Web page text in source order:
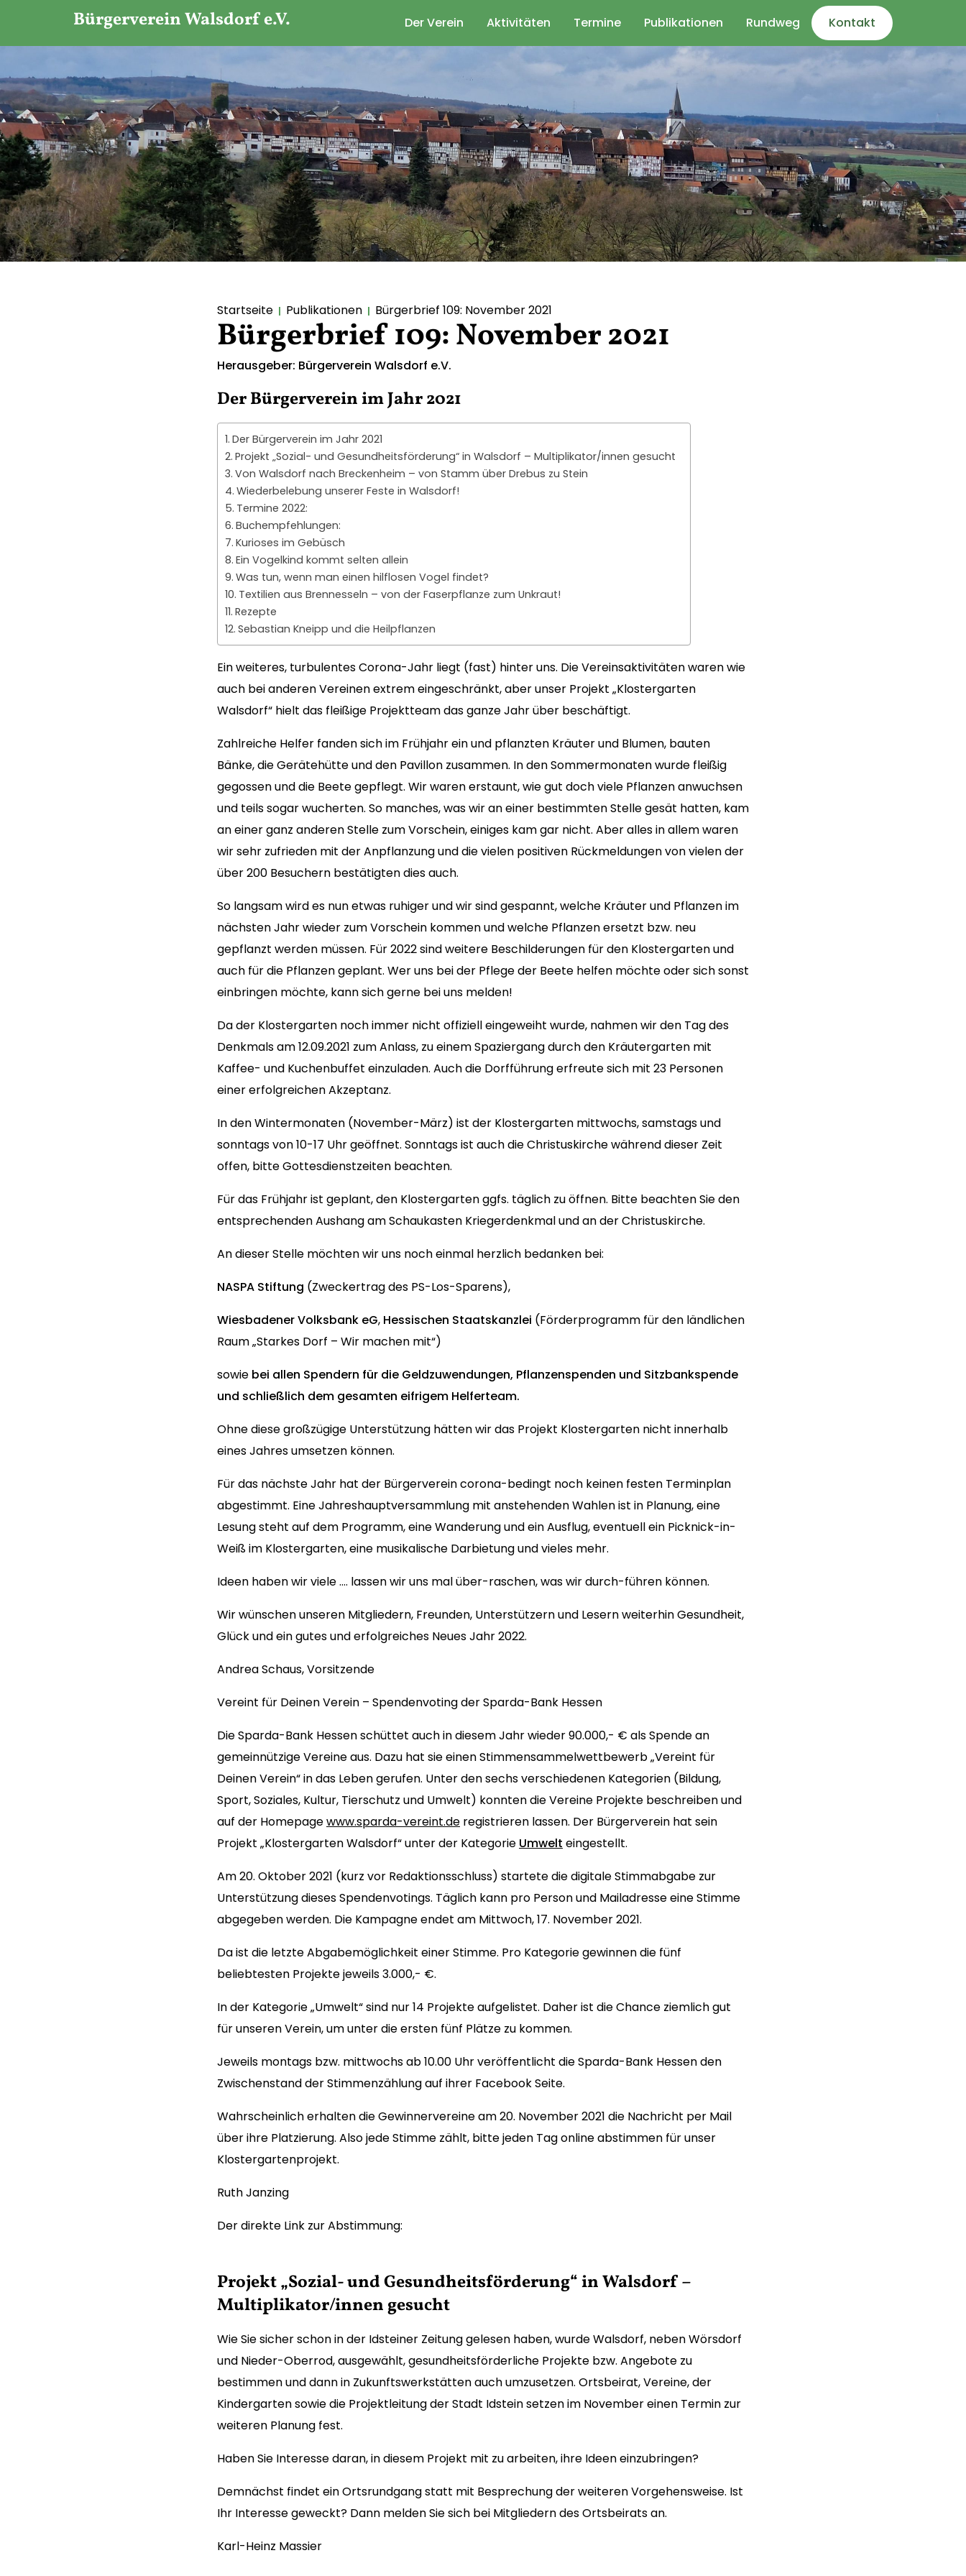
Bürgerverein Walsdorf e.V. Der Verein Aktivitäten Termine Publikationen Rundweg Kontakt
Startseite Publikationen Bürgerbrief 109: November 2021
Bürgerbrief 109: November 2021
Herausgeber: Bürgerverein Walsdorf e.V.
Der Bürgerverein im Jahr 2021
Der Bürgerverein im Jahr 2021
Projekt „Sozial- und Gesundheitsförderung“ in Walsdorf – Multiplikator/innen gesucht
Von Walsdorf nach Breckenheim – von Stamm über Drebus zu Stein
Wiederbelebung unserer Feste in Walsdorf!
Termine 2022:
Buchempfehlungen:
Kurioses im Gebüsch
Ein Vogelkind kommt selten allein
Was tun, wenn man einen hilflosen Vogel findet?
Textilien aus Brennesseln – von der Faserpflanze zum Unkraut!
Rezepte
Sebastian Kneipp und die Heilpflanzen
Ein weiteres, turbulentes Corona-Jahr liegt (fast) hinter uns. Die Vereinsaktivitäten waren wie
auch bei anderen Vereinen extrem eingeschränkt, aber unser Projekt „Klostergarten
Walsdorf“ hielt das fleißige Projektteam das ganze Jahr über beschäftigt.
Zahlreiche Helfer fanden sich im Frühjahr ein und pflanzten Kräuter und Blumen, bauten
Bänke, die Gerätehütte und den Pavillon zusammen. In den Sommermonaten wurde fleißig
gegossen und die Beete gepflegt. Wir waren erstaunt, wie gut doch viele Pflanzen anwuchsen
und teils sogar wucherten. So manches, was wir an einer bestimmten Stelle gesät hatten, kam
an einer ganz anderen Stelle zum Vorschein, einiges kam gar nicht. Aber alles in allem waren
wir sehr zufrieden mit der Anpflanzung und die vielen positiven Rückmeldungen von vielen der
über 200 Besuchern bestätigten dies auch.
So langsam wird es nun etwas ruhiger und wir sind gespannt, welche Kräuter und Pflanzen im
nächsten Jahr wieder zum Vorschein kommen und welche Pflanzen ersetzt bzw. neu
gepflanzt werden müssen. Für 2022 sind weitere Beschilderungen für den Klostergarten und
auch für die Pflanzen geplant. Wer uns bei der Pflege der Beete helfen möchte oder sich sonst
einbringen möchte, kann sich gerne bei uns melden!
Da der Klostergarten noch immer nicht offiziell eingeweiht wurde, nahmen wir den Tag des
Denkmals am 12.09.2021 zum Anlass, zu einem Spaziergang durch den Kräutergarten mit
Kaffee- und Kuchenbuffet einzuladen. Auch die Dorfführung erfreute sich mit 23 Personen
einer erfolgreichen Akzeptanz.
In den Wintermonaten (November-März) ist der Klostergarten mittwochs, samstags und
sonntags von 10-17 Uhr geöffnet. Sonntags ist auch die Christuskirche während dieser Zeit
offen, bitte Gottesdienstzeiten beachten.
Für das Frühjahr ist geplant, den Klostergarten ggfs. täglich zu öffnen. Bitte beachten Sie den
entsprechenden Aushang am Schaukasten Kriegerdenkmal und an der Christuskirche.
An dieser Stelle möchten wir uns noch einmal herzlich bedanken bei:
NASPA Stiftung (Zweckertrag des PS-Los-Sparens),
Wiesbadener Volksbank eG, Hessischen Staatskanzlei (Förderprogramm für den ländlichen
Raum „Starkes Dorf – Wir machen mit“)
sowie bei allen Spendern für die Geldzuwendungen, Pflanzenspenden und Sitzbankspende
und schließlich dem gesamten eifrigem Helferteam.
Ohne diese großzügige Unterstützung hätten wir das Projekt Klostergarten nicht innerhalb
eines Jahres umsetzen können.
Für das nächste Jahr hat der Bürgerverein corona-bedingt noch keinen festen Terminplan
abgestimmt. Eine Jahreshauptversammlung mit anstehenden Wahlen ist in Planung, eine
Lesung steht auf dem Programm, eine Wanderung und ein Ausflug, eventuell ein Picknick-in-
Weiß im Klostergarten, eine musikalische Darbietung und vieles mehr.
Ideen haben wir viele .… lassen wir uns mal über-raschen, was wir durch-führen können.
Wir wünschen unseren Mitgliedern, Freunden, Unterstützern und Lesern weiterhin Gesundheit,
Glück und ein gutes und erfolgreiches Neues Jahr 2022.
Andrea Schaus, Vorsitzende
Vereint für Deinen Verein – Spendenvoting der Sparda-Bank Hessen
Die Sparda-Bank Hessen schüttet auch in diesem Jahr wieder 90.000,- € als Spende an
gemeinnützige Vereine aus. Dazu hat sie einen Stimmensammelwettbewerb „Vereint für
Deinen Verein“ in das Leben gerufen. Unter den sechs verschiedenen Kategorien (Bildung,
Sport, Soziales, Kultur, Tierschutz und Umwelt) konnten die Vereine Projekte beschreiben und
auf der Homepagewww.sparda-vereint.de registrieren lassen. Der Bürgerverein hat sein
Projekt „Klostergarten Walsdorf“ unter der Kategorie Umwelt eingestellt.
Am 20. Oktober 2021 (kurz vor Redaktionsschluss) startete die digitale Stimmabgabe zur
Unterstützung dieses Spendenvotings. Täglich kann pro Person und Mailadresse eine Stimme
abgegeben werden. Die Kampagne endet am Mittwoch, 17. November 2021.
Da ist die letzte Abgabemöglichkeit einer Stimme. Pro Kategorie gewinnen die fünf
beliebtesten Projekte jeweils 3.000,- €.
In der Kategorie „Umwelt“ sind nur 14 Projekte aufgelistet. Daher ist die Chance ziemlich gut
für unseren Verein, um unter die ersten fünf Plätze zu kommen.
Jeweils montags bzw. mittwochs ab 10.00 Uhr veröffentlicht die Sparda-Bank Hessen den
Zwischenstand der Stimmenzählung auf ihrer Facebook Seite.
Wahrscheinlich erhalten die Gewinnervereine am 20. November 2021 die Nachricht per Mail
über ihre Platzierung. Also jede Stimme zählt, bitte jeden Tag online abstimmen für unser
Klostergartenprojekt.
Ruth Janzing
Der direkte Link zur Abstimmung:
Projekt „Sozial- und Gesundheitsförderung“ in Walsdorf –
Multiplikator/innen gesucht
Wie Sie sicher schon in der Idsteiner Zeitung gelesen haben, wurde Walsdorf, neben Wörsdorf
und Nieder-Oberrod, ausgewählt, gesundheitsförderliche Projekte bzw. Angebote zu
bestimmen und dann in Zukunftswerkstätten auch umzusetzen. Ortsbeirat, Vereine, der
Kindergarten sowie die Projektleitung der Stadt Idstein setzen im November einen Termin zur
weiteren Planung fest.
Haben Sie Interesse daran, in diesem Projekt mit zu arbeiten, ihre Ideen einzubringen?
Demnächst findet ein Ortsrundgang statt mit Besprechung der weiteren Vorgehensweise. Ist
Ihr Interesse geweckt? Dann melden Sie sich bei Mitgliedern des Ortsbeirats an.
Karl-Heinz Massier